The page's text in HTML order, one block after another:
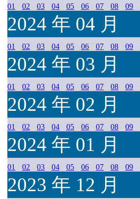
01 02 03 04 05 06 07 08 09
2024 年 04 月
01 02 03 04 05 06 07 08 09
2024 年 03 月
01 02 03 04 05 06 07 08 09
2024 年 02 月
01 02 03 04 05 06 07 08 09
2024 年 01 月
01 02 03 04 05 06 07 08 09
2023 年 12 月